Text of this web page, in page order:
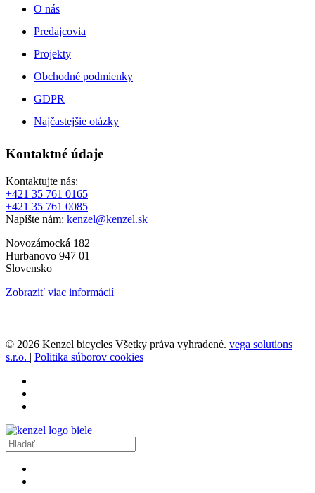
O nás
Predajcovia
Projekty
Obchodné podmienky
GDPR
Najčastejšie otázky
Kontaktné údaje
Kontaktujte nás:
+421 35 761 0165
+421 35 761 0085
Napíšte nám: kenzel@kenzel.sk
Novozámocká 182
Hurbanovo 947 01
Slovensko
Zobraziť viac informácií
© 2026 Kenzel bicycles Všetky práva vyhradené. vega solutions
s.r.o. | Politika súborov cookies